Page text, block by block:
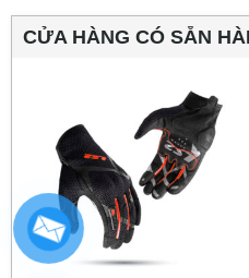
CỬA HÀNG CÓ SẴN